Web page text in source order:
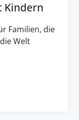
Kindern
Familien, die
Welt